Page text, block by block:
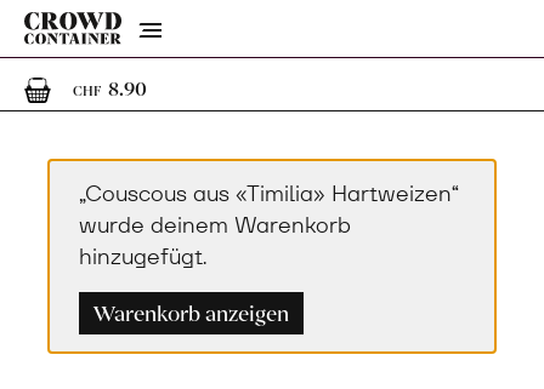
Menu
CHF 8.901 Artikel im Warenkorb
„Couscous aus «Timilia» Hartweizen“
wurde deinem Warenkorb
hinzugefügt.
Warenkorb anzeigen